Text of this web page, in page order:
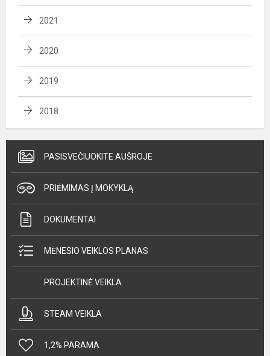
2021
2020
2019
2018
PASISVEČIUOKITE AUŠROJE
PRIĖMIMAS Į MOKYKLĄ
DOKUMENTAI
MĖNESIO VEIKLOS PLANAS
PROJEKTINĖ VEIKLA
STEAM VEIKLA
1,2% PARAMA